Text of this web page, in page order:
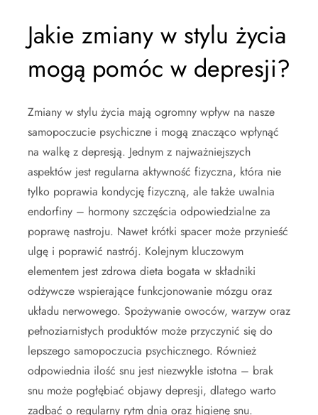
Jakie zmiany w stylu życia
mogą pomóc w depresji?
Zmiany w stylu życia mają ogromny wpływ na nasze
samopoczucie psychiczne i mogą znacząco wpłynąć
na walkę z depresją. Jednym z najważniejszych
aspektów jest regularna aktywność fizyczna, która nie
tylko poprawia kondycję fizyczną, ale także uwalnia
endorfiny – hormony szczęścia odpowiedzialne za
poprawę nastroju. Nawet krótki spacer może przynieść
ulgę i poprawić nastrój. Kolejnym kluczowym
elementem jest zdrowa dieta bogata w składniki
odżywcze wspierające funkcjonowanie mózgu oraz
układu nerwowego. Spożywanie owoców, warzyw oraz
pełnoziarnistych produktów może przyczynić się do
lepszego samopoczucia psychicznego. Również
odpowiednia ilość snu jest niezwykle istotna – brak
snu może pogłębiać objawy depresji, dlatego warto
zadbać o regularny rytm dnia oraz higienę snu.